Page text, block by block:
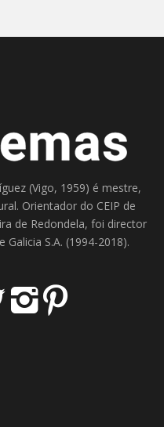
(Vigo, 1959) é mestre,
Orientador do CEIP de
de Redondela, foi director
Galicia S.A. (1994-2018).